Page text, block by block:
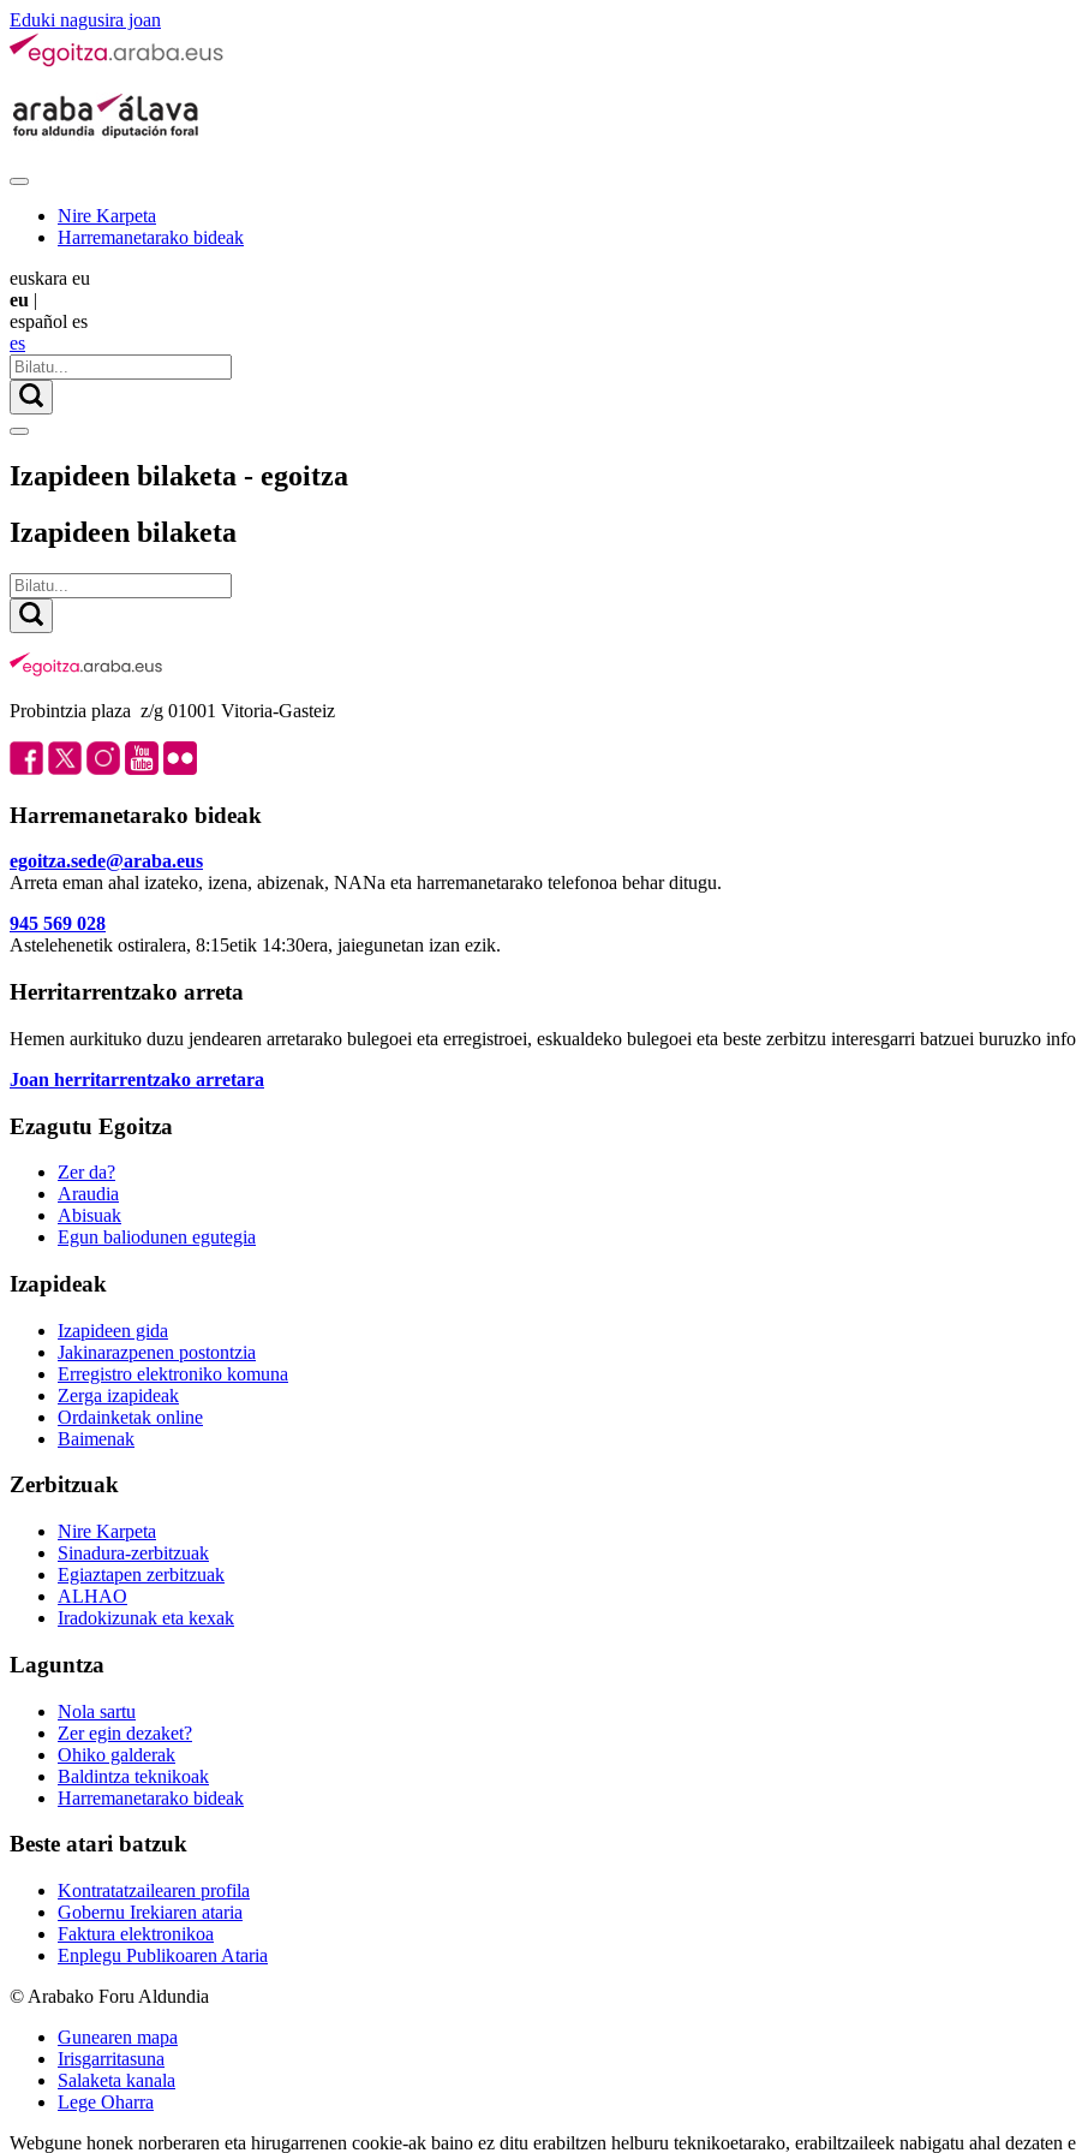
Eduki nagusira joan
Nire Karpeta
Harremanetarako bideak
euskara eu
eu |
español es
es
Izapideen bilaketa - egoitza
Izapideen bilaketa
Probintzia plaza z/g 01001 Vitoria-Gasteiz
Harremanetarako bideak
egoitza.sede@araba.eus
Arreta eman ahal izateko, izena, abizenak, NANa eta harremanetarako telefonoa behar ditugu.
945 569 028
Astelehenetik ostiralera, 8:15etik 14:30era, jaiegunetan izan ezik.
Herritarrentzako arreta
Hemen aurkituko duzu jendearen arretarako bulegoei eta erregistroei, eskualdeko bulegoei eta beste zerbitzu interesgarri batzuei buruzko
Joan herritarrentzako arretara
Ezagutu Egoitza
Zer da?
Araudia
Abisuak
Egun baliodunen egutegia
Izapideak
Izapideen gida
Jakinarazpenen postontzia
Erregistro elektroniko komuna
Zerga izapideak
Ordainketak online
Baimenak
Zerbitzuak
Nire Karpeta
Sinadura-zerbitzuak
Egiaztapen zerbitzuak
ALHAO
Iradokizunak eta kexak
Laguntza
Nola sartu
Zer egin dezaket?
Ohiko galderak
Baldintza teknikoak
Harremanetarako bideak
Beste atari batzuk
Kontratatzailearen profila
Gobernu Irekiaren ataria
Faktura elektronikoa
Enplegu Publikoaren Ataria
© Arabako Foru Aldundia
Gunearen mapa
Irisgarritasuna
Salaketa kanala
Lege Oharra
Webgune honek norberaren eta hirugarrenen cookie-ak baino ez ditu erabiltzen helburu teknikoetarako, erabiltzaileek nabigatu ahal dezaten